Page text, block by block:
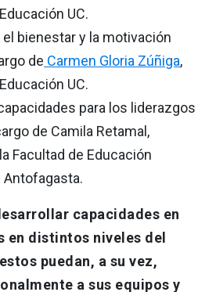
UC.
el bienestar y la motivación
de Carmen Gloria Zúñiga,
UC.
para los liderazgos
de Camila Retamal,
Facultad de Educación
Antofagasta.
capacidades en
en distintos niveles del
puedan, a su vez,
a sus equipos y